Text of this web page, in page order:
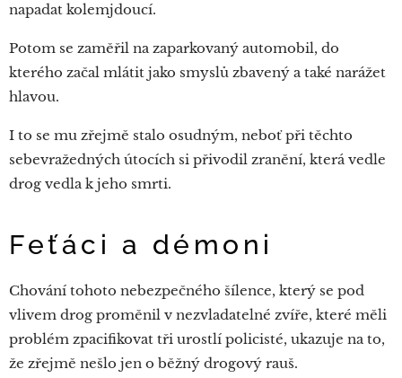
napadat kolemjdoucí.
Potom se zaměřil na zaparkovaný automobil, do
kterého začal mlátit jako smyslů zbavený a také narážet
hlavou.
I to se mu zřejmě stalo osudným, neboť při těchto
sebevražedných útocích si přivodil zranění, která vedle
drog vedla k jeho smrti.
Feťáci a démoni
Chování tohoto nebezpečného šílence, který se pod
vlivem drog proměnil v nezvladatelné zvíře, které měli
problém zpacifikovat tři urostlí policisté, ukazuje na to,
že zřejmě nešlo jen o běžný drogový rauš.